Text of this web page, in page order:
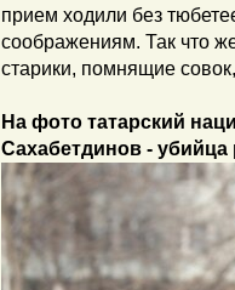
прием ходили без
соображениям. Так что
старики, помнящие
На фото татарский
Сахабетдинов -